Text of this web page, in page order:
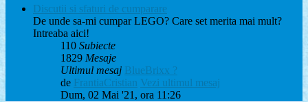
Discutii si sfaturi de cumparare
De unde sa-mi cumpar LEGO? Care set merita mai mult?
Intreaba aici!
110 Subiecte
1829 Mesaje
Ultimul mesaj BlueBrixx ?
de FrantiaCristian Vezi ultimul mesaj
Dum, 02 Mai '21, ora 11:26